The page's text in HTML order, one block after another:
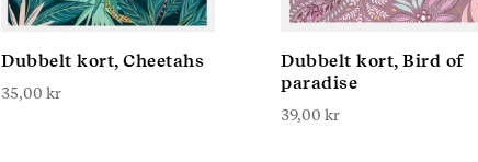
Dubbelt kort, Cheetahs
35,00 kr
Dubbelt kort, Bird of
paradise
39,00 kr